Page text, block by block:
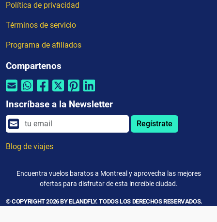
Política de privacidad
Términos de servicio
Programa de afiliados
Compartenos
Inscríbase a la Newsletter
Regístrate
Blog de viajes
Encuentra vuelos baratos a Montreal y aprovecha las mejores
ofertas para disfrutar de esta increíble ciudad.
© COPYRIGHT 2026 BY ELANDFLY. TODOS LOS DERECHOS RESERVADOS.